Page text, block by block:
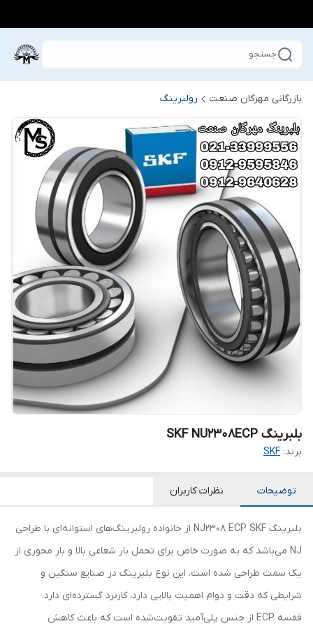
جستجو
بازرگانی مهرگان صنعت رولبرینگ
بلبرینگ SKF NU2308ECP
برند: SKF
توضیحات نظرات کاربران
بلبرینگ NJ2308 ECP SKF از خانواده رولبرینگ‌های استوانه‌ای با طراحی
NJ می‌باشد که به صورت خاص برای تحمل بار شعاعی بالا و بار محوری از
یک سمت طراحی شده است. این نوع بلبرینگ در صنایع سنگین و
شرایطی که دقت و دوام اهمیت بالایی دارد، کاربرد گسترده‌ای دارد.
قفسه ECP از جنس پلی‌آمید تقویت‌شده است که باعث کاهش